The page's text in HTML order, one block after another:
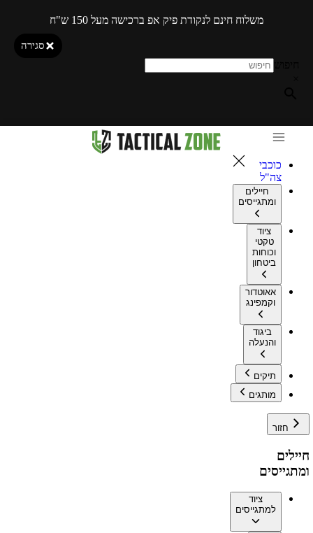
משלוח חינם לנקודת פיק אפ ברכישה מעל 150 ש"ח
סגירה
כוכבי
צה"ל
חיילים
ומתגייסים
ציוד
טקטי
וכוחות
ביטחון
אאוטדור
וקמפינג
ביגוד
והנעלה
תיקים
מותגים
חזור
חיילים
ומתגייסים
ציוד
למתגייסים